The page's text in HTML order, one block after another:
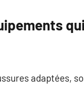
qui
adaptées,